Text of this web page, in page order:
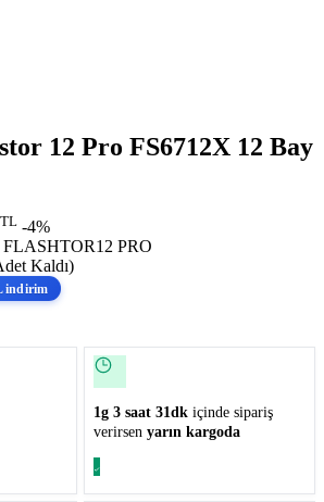
12 Pro FS6712X 12 Bay
-4%
PRO
Kaldı)
indirim
1g 3 saat 31dk içinde sipariş
verirsen yarın kargoda